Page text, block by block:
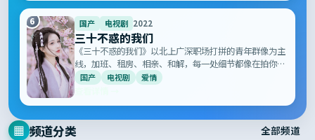
6 国产 电视剧 2022
三十不惑的我们
《三十不惑的我们》以北上广深职场打拼的青年群像为主
线，加班、租房、相亲、和解，每一处细节都像在拍你我
的日常，被网友称为「最像生活的国产剧」。
国产 电视剧 爱情
查看详情 →
▦ 频道分类 全部频道